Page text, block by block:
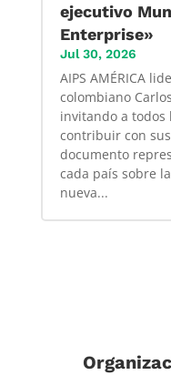
ejecutivo
Enterprise»
Jul 30, 2026
AIPS AMÉRICA
colombiano
invitando a todos
contribuir con
documento
cada país sobre
nueva...